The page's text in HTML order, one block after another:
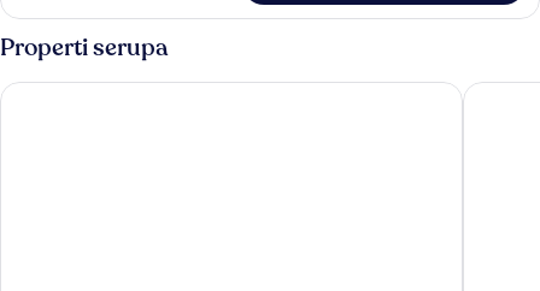
Deluxe
Mint
King
Room
Properti serupa
The Jogja Hotel & Conference Center - Malioboro Swiss-